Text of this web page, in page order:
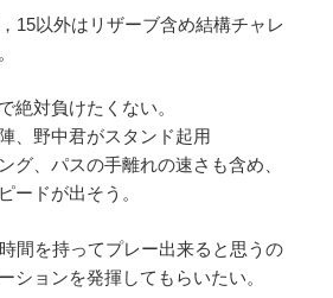
15以外はリザーブ含め結構チャレ
絶対負けたくない。
、野中君がスタンド起用
グ、パスの手離れの速さも含め、
ードが出そう。
間を持ってプレー出来ると思うの
ションを発揮してもらいたい。